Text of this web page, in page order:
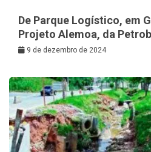
De Parque Logístico, em
Projeto Alemoa, da
9 de dezembro de 2024